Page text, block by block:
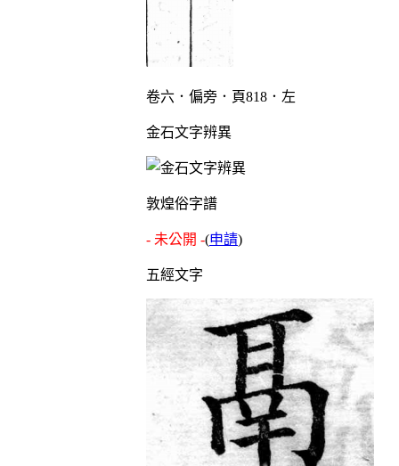
卷六．偏旁．頁818．左
金石文字辨異
敦煌俗字譜
- 未公開 -(申請)
五經文字